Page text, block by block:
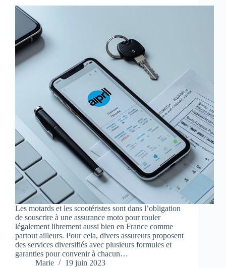
Les motards et les scootéristes sont dans l’obligation
de souscrire à une assurance moto pour rouler
légalement librement aussi bien en France comme
partout ailleurs. Pour cela, divers assureurs proposent
des services diversifiés avec plusieurs formules et
garanties pour convenir à chacun…
Marie
19 juin 2023